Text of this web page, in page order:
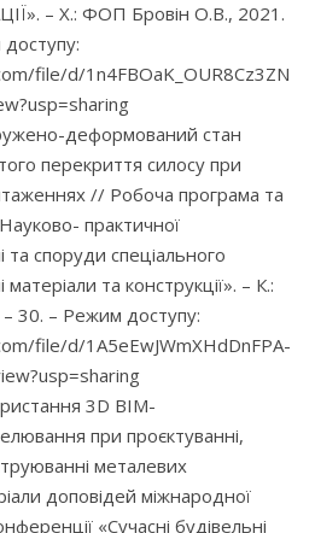
– Х.: ФОП Бровін О.В., 2021.
file/d/1n4FBOaK_OUR8Cz3ZN
деформований стан
перекриття силосу при
// Робоча програма та
практичної
та споруди спеціального
та конструкції». – К.:
30. – Режим доступу:
file/d/1A5eEwJWmXHdDnFPA-
3D BIM-
при проєктуванні,
металевих
доповідей міжнародної
«Сучасні будівельні